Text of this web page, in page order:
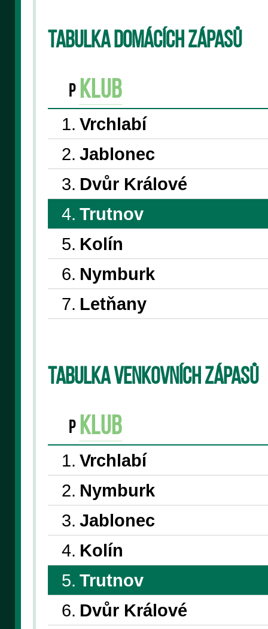
Tabulka domácích zápasů
P klub
1. Vrchlabí
2. Jablonec
3. Dvůr Králové
4. Trutnov
5. Kolín
6. Nymburk
7. Letňany
Tabulka venkovních zápasů
P klub
1. Vrchlabí
2. Nymburk
3. Jablonec
4. Kolín
5. Trutnov
6. Dvůr Králové